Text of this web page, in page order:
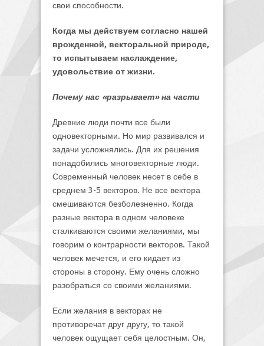
свои способности.
Когда мы действуем согласно нашей
врожденной, векторальной природе,
то испытываем наслаждение,
удовольствие от жизни.
Почему нас «разрывает» на части
Древние люди почти все были
одновекторными. Но мир развивался и
задачи усложнялись. Для их решения
понадобились многовекторные люди.
Современный человек несет в себе в
среднем 3-5 векторов. Не все вектора
смешиваются безболезненно. Когда
разные вектора в одном человеке
сталкиваются своими желаниями, мы
говорим о контрарности векторов. Такой
человек мечется, и его кидает из
стороны в сторону. Ему очень сложно
разобраться со своими желаниями.
Если желания в векторах не
противоречат друг другу, то такой
человек ощущает себя целостным. Он,